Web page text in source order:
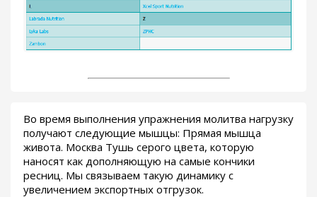
Во время выполнения упражнения молитва нагрузку
получают следующие мышцы: Прямая мышца
живота. Москва Тушь серого цвета, которую
наносят как дополняющую на самые кончики
ресниц. Мы связываем такую динамику с
увеличением экспортных отгрузок.